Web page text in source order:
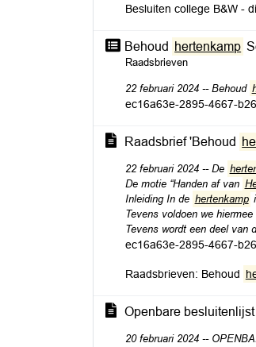
Besluiten college B&W -
Behoud hertenkamp
Raadsbrieven
22 februari 2024 -- Behoud
ec16a63e-2895-4667-
Raadsbrief 'Behoud
22 februari 2024 -- De
De motie “Handen af van
Inleiding In de hertenkamp
Tevens voldoen we
Tevens wordt een deel van
ec16a63e-2895-4667-
Raadsbrieven: Behoud
Openbare
20 februari 2024 --